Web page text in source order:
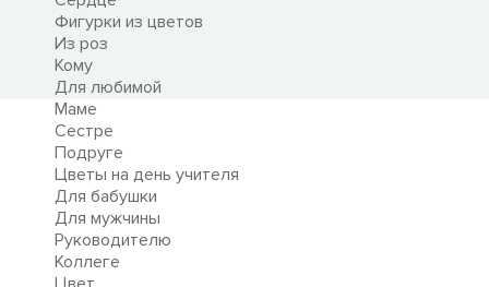
Фигурки из цветов
Из роз
Кому
Для любимой
Маме
Сестре
Подруге
Цветы на день учителя
Для бабушки
Для мужчины
Руководителю
Коллеге